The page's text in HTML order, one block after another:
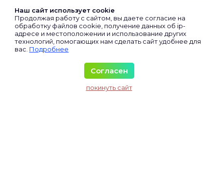
Участники
Экспертный клуб
Сертифицированные
Виртуальные
Наш сайт использует cookie
Продолжая работу с сайтом, вы даете согласие на
обработку файлов cookie, получение данных об ip-
адресе и местоположении и использование других
технологий, помогающих нам сделать сайт удобнее для
вас. Подробнее
Согласен
покинуть сайт